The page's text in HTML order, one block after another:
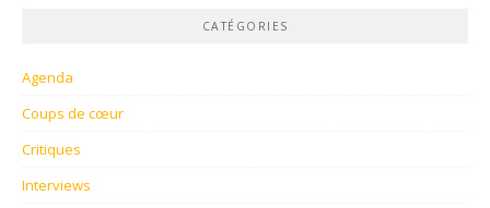
CATÉGORIES
Agenda
Coups de cœur
Critiques
Interviews